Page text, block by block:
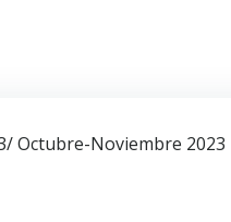
Octubre-Noviembre 2023